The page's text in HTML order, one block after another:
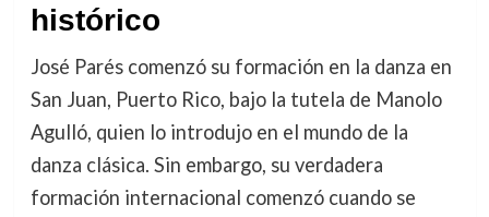
histórico
José Parés comenzó su formación en la danza en
San Juan, Puerto Rico, bajo la tutela de Manolo
Agulló, quien lo introdujo en el mundo de la
danza clásica. Sin embargo, su verdadera
formación internacional comenzó cuando se